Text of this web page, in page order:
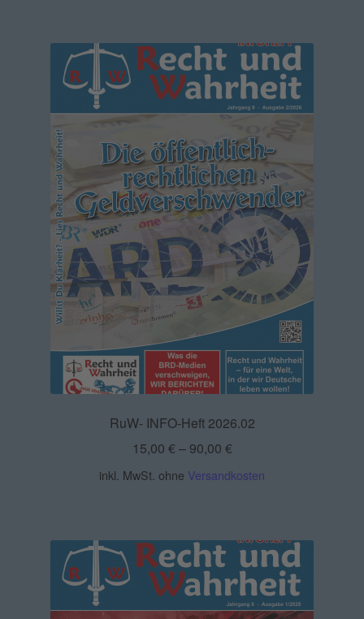
RuW- INFO-Heft 2026.02
15,00 €– 90,00 €
inkl. MwSt. ohne Versandkosten